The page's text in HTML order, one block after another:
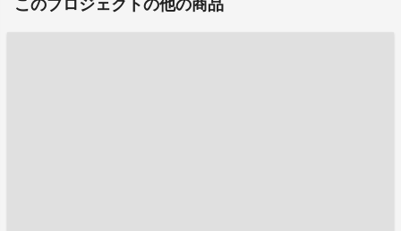
このプロジェクトの他の商品